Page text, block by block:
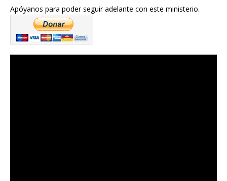
Apóyanos para poder seguir adelante con este ministerio.